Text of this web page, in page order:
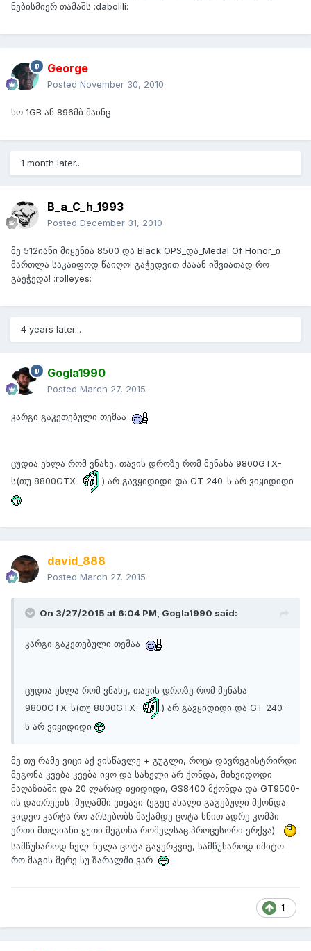
ნებისმიერ თამაშს :dabolili:
George
Posted November 30, 2010
ხო 1GB ან 896მბ მაინც
1 month later...
B_a_C_h_1993
Posted December 31, 2010
მე 512იანი მიყენია 8500 და Black OPS_და_Medal Of Honor_ი
მართლა საკაიფოდ წაიღო! გაჭედვით ძააან იშვიათად რო
გაეჭედა! :rolleyes:
4 years later...
Gogla1990
Posted March 27, 2015
კარგი გაკეთებული თემაა
ცუდია ეხლა რომ ვნახე, თავის დროზე რომ მენახა 9800GTX-
ს(თუ 8800GTX
) არ გავყიდიდი და GT 240-ს არ ვიყიდიდი
david_888
Posted March 27, 2015
On 3/27/2015 at 6:04 PM, Gogla1990 said:
კარგი გაკეთებული თემაა
ცუდია ეხლა რომ ვნახე, თავის დროზე რომ მენახა
9800GTX-ს(თუ 8800GTX
) არ გავყიდიდი და GT 240-
ს არ ვიყიდიდი
მე თუ რამე ვიცი აქ ვისწავლე + გუგლი, როცა დავრეგისტრირდი
მეგონა კვება კვება იყო და სახელი არ ქონდა, მიხვიდოდი
მაღაზიაში და 20 ლარად იყიდიდი, GS8400 მქონდა და GT9500-
ის დათრევის მუღამში ვიყავი (ეგეც ახალი გაგებული მქონდა
ვიდეო კარტა რო არსებობს მაქამდე ცოტა ხნით ადრე კომპი
ერთი მთლიანი ყუთი მეგონა რომელსაც პროცესორი ერქვა)
სამწუხაროდ ნელ-ნელა ცოტა გავერკვიე, სამწუხაროდ იმიტო
რო მაგის მერე სუ ზარალში ვარ
1